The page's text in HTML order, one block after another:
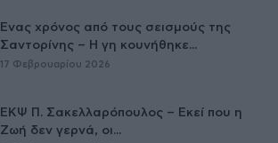
Ένας χρόνος από τους σεισμούς της
Σαντορίνης – Η γη κουνήθηκε...
17 Φεβρουαρίου 2026
ΕΚΨ Π. Σακελλαρόπουλος – Εκεί που η
Ζωή δεν γερνά, οι...